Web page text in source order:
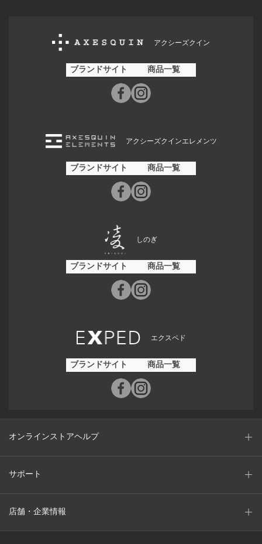
アクシーズクイン
ブランドサイト 商品一覧
アクシーズクインエレメンツ
ブランドサイト 商品一覧
しのぎ
ブランドサイト 商品一覧
エクスペド
ブランドサイト 商品一覧
オンラインストアヘルプ
サポート
店舗・企業情報